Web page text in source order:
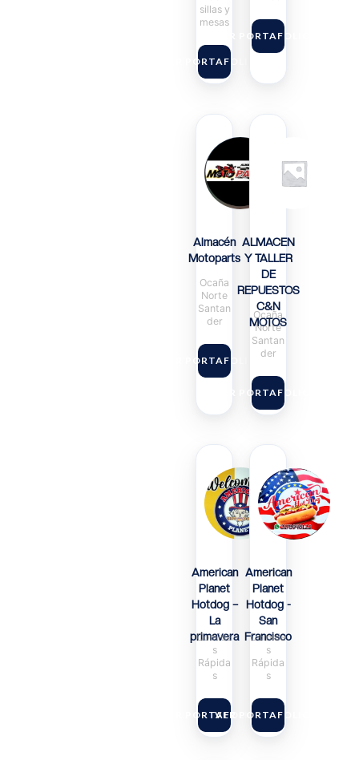
sillas y
mesas
VER PORTAFOLIO
VER PORTAFOLIO
Almacén
Motoparts
Ocaña
Norte
Santan
der
VER PORTAFOLIO
ALMACEN
Y TALLER
DE
REPUESTOS
C&N
MOTOS
Ocaña
Norte
Santan
der
VER PORTAFOLIO
American
Planet
Hotdog –
La
primavera
Comida
s
Rápida
s
VER PORTAFOLIO
American
Planet
Hotdog -
San
Francisco
Comida
s
Rápida
s
VER PORTAFOLIO